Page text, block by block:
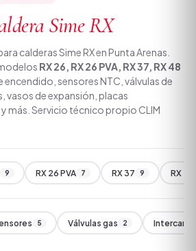
Sime RX
calderas Sime RX en Punta Arenas.
RX 26, RX 26 PVA, RX 37, RX 48
encendido, sensores NTC, válvulas de
vasos de expansión, placas
más. Servicio técnico propio CLIM
9 RX 26 PVA 7 RX 37 9 RX 48
5 Válvulas gas 2